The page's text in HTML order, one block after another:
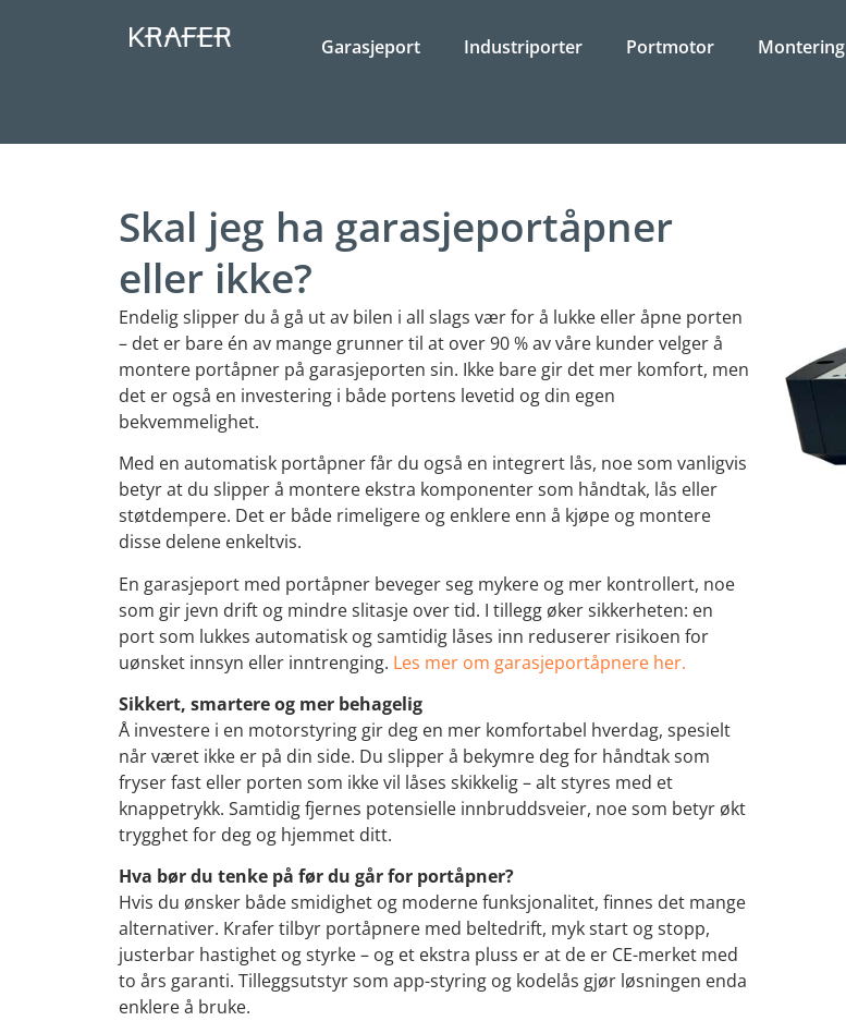
Garasjeport Industriporter Portmotor Montering
Skal jeg ha garasjeportåpner
eller ikke?
Endelig slipper du å gå ut av bilen i all slags vær for å lukke eller åpne porten
– det er bare én av mange grunner til at over 90 % av våre kunder velger å
montere portåpner på garasjeporten sin. Ikke bare gir det mer komfort, men
det er også en investering i både portens levetid og din egen
bekvemmelighet.
Med en automatisk portåpner får du også en integrert lås, noe som vanligvis
betyr at du slipper å montere ekstra komponenter som håndtak, lås eller
støtdempere. Det er både rimeligere og enklere enn å kjøpe og montere
disse delene enkeltvis.
En garasjeport med portåpner beveger seg mykere og mer kontrollert, noe
som gir jevn drift og mindre slitasje over tid. I tillegg øker sikkerheten: en
port som lukkes automatisk og samtidig låses inn reduserer risikoen for
uønsket innsyn eller inntrenging. Les mer om garasjeportåpnere her.
Sikkert, smartere og mer behagelig
Å investere i en motorstyring gir deg en mer komfortabel hverdag, spesielt
når været ikke er på din side. Du slipper å bekymre deg for håndtak som
fryser fast eller porten som ikke vil låses skikkelig – alt styres med et
knappetrykk. Samtidig fjernes potensielle innbruddsveier, noe som betyr økt
trygghet for deg og hjemmet ditt.
Hva bør du tenke på før du går for portåpner?
Hvis du ønsker både smidighet og moderne funksjonalitet, finnes det mange
alternativer. Krafer tilbyr portåpnere med beltedrift, myk start og stopp,
justerbar hastighet og styrke – og et ekstra pluss er at de er CE-merket med
to års garanti. Tilleggsutstyr som app-styring og kodelås gjør løsningen enda
enklere å bruke.